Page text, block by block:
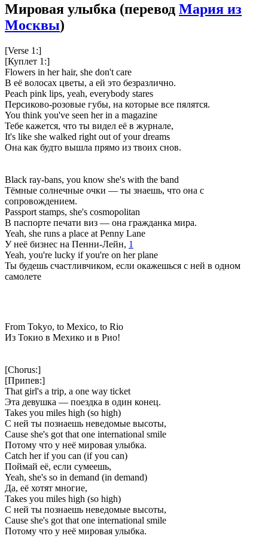
Мировая улыбка (перевод Мария из
Москвы)
[Verse 1:]
[Куплет 1:]
Flowers in her hair, she don't care
В её волосах цветы, а ей это безразлично.
Peach pink lips, yeah, everybody stares
Персиково-розовые губы, на которые все пялятся.
You think you've seen her in a magazine
Тебе кажется, что ты видел её в журнале,
It's like she walked right out of your dreams
Она как будто вышла прямо из твоих снов.
Black ray-bans, you know she's with the band
Тёмные солнечные очки — ты знаешь, что она с
сопровождением.
Passport stamps, she's cosmopolitan
В паспорте печати виз — она гражданка мира.
Yeah, she runs a place at Penny Lane
У неё бизнес на Пенни-Лейн, 1
Yeah, you're lucky if you're on her plane
Ты будешь счастливчиком, если окажешься с ней в одном
самолете
From Tokyo, to Mexico, to Rio
Из Токио в Мехико и в Рио!
[Chorus:]
[Припев:]
That girl's a trip, a one way ticket
Эта девушка — поездка в один конец.
Takes you miles high (so high)
C ней ты познаешь неведомые высоты,
Cause she's got that one international smile
Потому что у неё мировая улыбка.
Catch her if you can (if you can)
Поймай её, если сумеешь,
Yeah, she's so in demand (in demand)
Да, её хотят многие,
Takes you miles high (so high)
C ней ты познаешь неведомые высоты,
Cause she's got that one international smile
Потому что у неё мировая улыбка.